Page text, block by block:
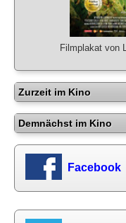
Filmplakat von
Zurzeit im Kino
Demnächst im Kino
Facebook